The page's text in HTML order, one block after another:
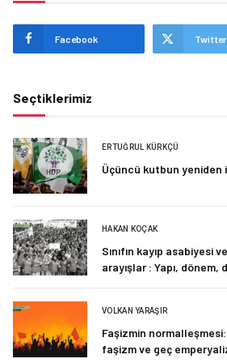
Facebook Twitter
Seçtiklerimiz
ERTUĞRUL KÜRKÇÜ
Üçüncü kutbun yeniden
HAKAN KOÇAK
Sınıfın kayıp asabiyesi
arayışlar : Yapı, dönem,
VOLKAN YARAŞIR
Faşizmin
faşizm ve geç